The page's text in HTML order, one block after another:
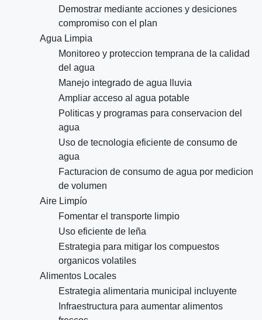
Demostrar mediante acciones y desiciones
compromiso con el plan
Agua Limpia
Monitoreo y proteccion temprana de la calidad
del agua
Manejo integrado de agua lluvia
Ampliar acceso al agua potable
Politicas y programas para conservacion del
agua
Uso de tecnologia eficiente de consumo de
agua
Facturacion de consumo de agua por medicion
de volumen
Aire Limpío
Fomentar el transporte limpio
Uso eficiente de leña
Estrategia para mitigar los compuestos
organicos volatiles
Alimentos Locales
Estrategia alimentaria municipal incluyente
Infraestructura para aumentar alimentos